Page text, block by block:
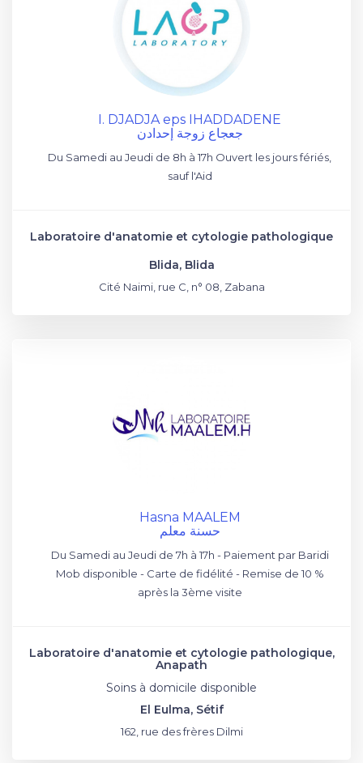
I. DJADJA eps IHADDADENE
جعجاع زوجة إحدادن
Du Samedi au Jeudi de 8h à 17h Ouvert les jours fériés,
sauf l'Aid
Laboratoire d'anatomie et cytologie pathologique
Blida, Blida
Cité Naimi, rue C, n° 08, Zabana
Hasna MAALEM
حسنة معلم
Du Samedi au Jeudi de 7h à 17h - Paiement par Baridi
Mob disponible - Carte de fidélité - Remise de 10 %
après la 3ème visite
Laboratoire d'anatomie et cytologie pathologique,
Anapath
Soins à domicile disponible
El Eulma, Sétif
162, rue des frères Dilmi